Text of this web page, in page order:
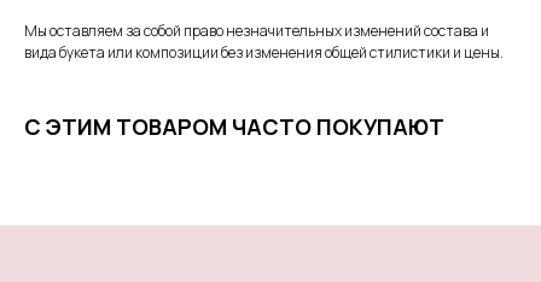
Мы оставляем за собой право незначительных изменений состава и
вида букета или композиции без изменения общей стилистики и цены.
С ЭТИМ ТОВАРОМ ЧАСТО ПОКУПАЮТ